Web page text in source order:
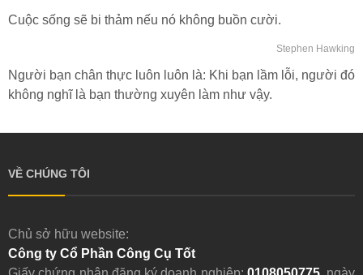
Cuộc sống sẽ bi thảm nếu nó không buồn cười.
Stephen Hawking
Người bạn chân thực luôn luôn là: Khi bạn lầm lỗi, người đó
không nghĩ là bạn thường xuyên làm như vậy.
VỀ CHÚNG TÔI
Chủ sở hữu website:
Công ty Cổ Phần Công Cụ Tốt